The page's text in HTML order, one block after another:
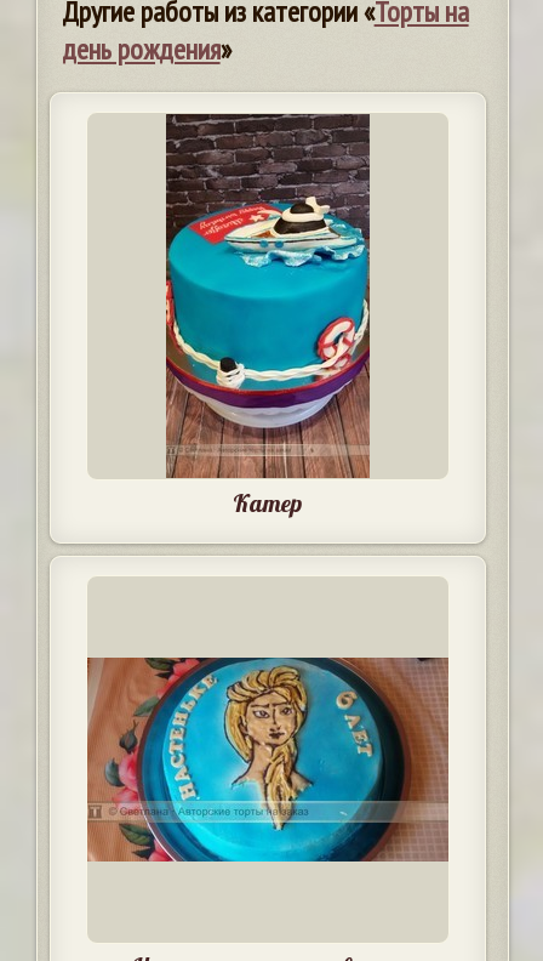
Другие работы из категории «Торты на
день рождения»
Катер